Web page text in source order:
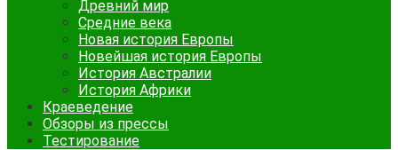
Древний мир
Средние века
Новая история Европы
Новейшая история Европы
История Австралии
История Африки
Краеведение
Обзоры из прессы
Тестирование